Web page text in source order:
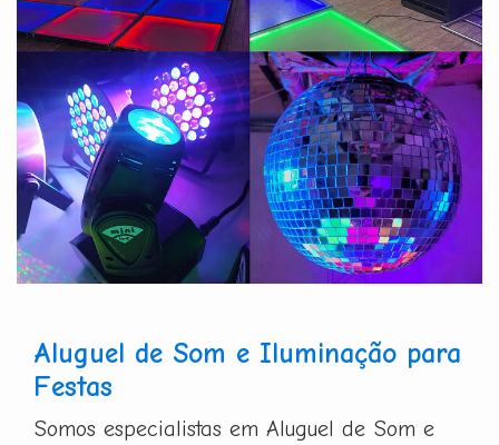
Aluguel de Som e Iluminação para
Festas
Somos especialistas em Aluguel de Som e